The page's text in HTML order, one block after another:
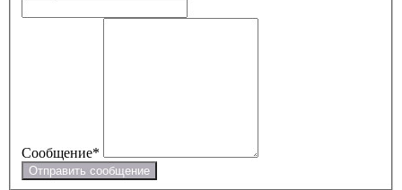
Сообщение*
Отправить сообщение